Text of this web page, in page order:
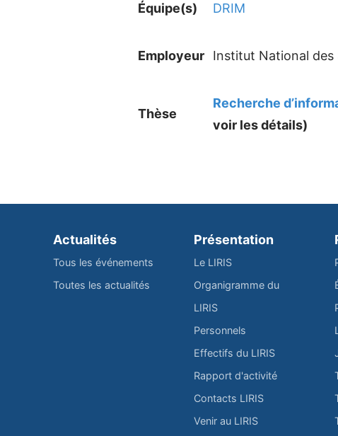
Équipe(s) DRIM
Employeur Institut National des
Thèse
Recherche
voir les détails)
Actualités
Tous les événements
Toutes les actualités
Présentation
Le LIRIS
Organigramme du
LIRIS
Personnels
Effectifs du LIRIS
Rapport d'activité
Contacts LIRIS
Venir au LIRIS